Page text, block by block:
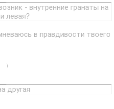
- внутренние гранаты на
левая?
в правдивости твоего
)
другая